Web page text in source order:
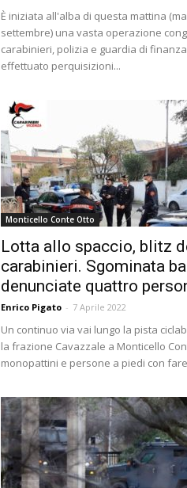
È iniziata all'alba di questa mattina
settembre) una vasta operazione
carabinieri, polizia e guardia di
effettuato perquisizioni...
Monticello Conte Otto
Lotta allo spaccio, blitz
carabinieri. Sgominata
denunciate quattro
Enrico Pigato - 7 Aprile 2022
Un continuo via vai lungo la pista
la frazione Cavazzale a Monticello
monopattini e persone a piedi con